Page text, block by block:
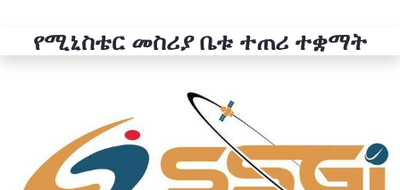
የሚኒስቴር መስሪያ ቤቱ ተጠሪ ተቋማት